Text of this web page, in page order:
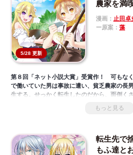
5/28 更新
農家を満
漫画： 止田卓
ー原案： 藻
第８回「ネット小説大賞」受賞作！ 可もな
で働いていた男は事故に遭い、貧乏農家の長
生する。せっかく転生したのだから、面倒く
べんだらりと暮らしたい。そう心に誓った彼
用して悠々自適な田舎暮らしを満喫する。し
ジー第１弾！！
もっと見る
転生先で
もふ達と